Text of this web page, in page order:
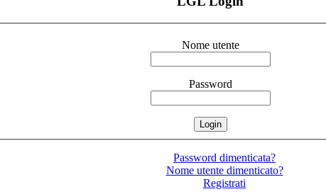
Nome utente
Password
Password dimenticata?
Nome utente dimenticato?
Registrati